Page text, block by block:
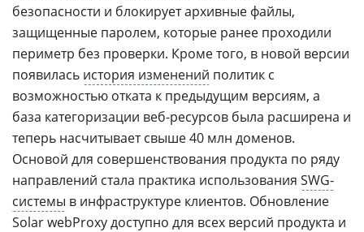
безопасности и блокирует архивные файлы,
защищенные паролем, которые ранее проходили
периметр без проверки. Кроме того, в новой версии
появилась история изменений политик с
возможностью отката к предыдущим версиям, а
база категоризации веб-ресурсов была расширена и
теперь насчитывает свыше 40 млн доменов.
Основой для совершенствования продукта по ряду
направлений стала практика использования SWG-
системы в инфраструктуре клиентов. Обновление
Solar webProxy доступно для всех версий продукта и